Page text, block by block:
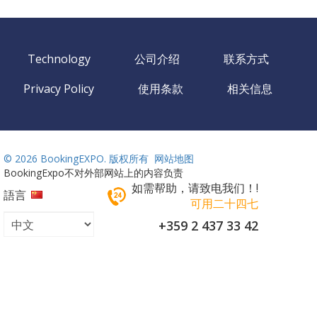
Technology 公司介绍
联系方式
Privacy Policy
使用条款 相关信息
© 2026 BookingEXPO. 版权所有 网站地图
BookingExpo不对外部网站上的内容负责
語言
如需帮助，请致电我们！!
可用二十四七
+359 2 437 33 42